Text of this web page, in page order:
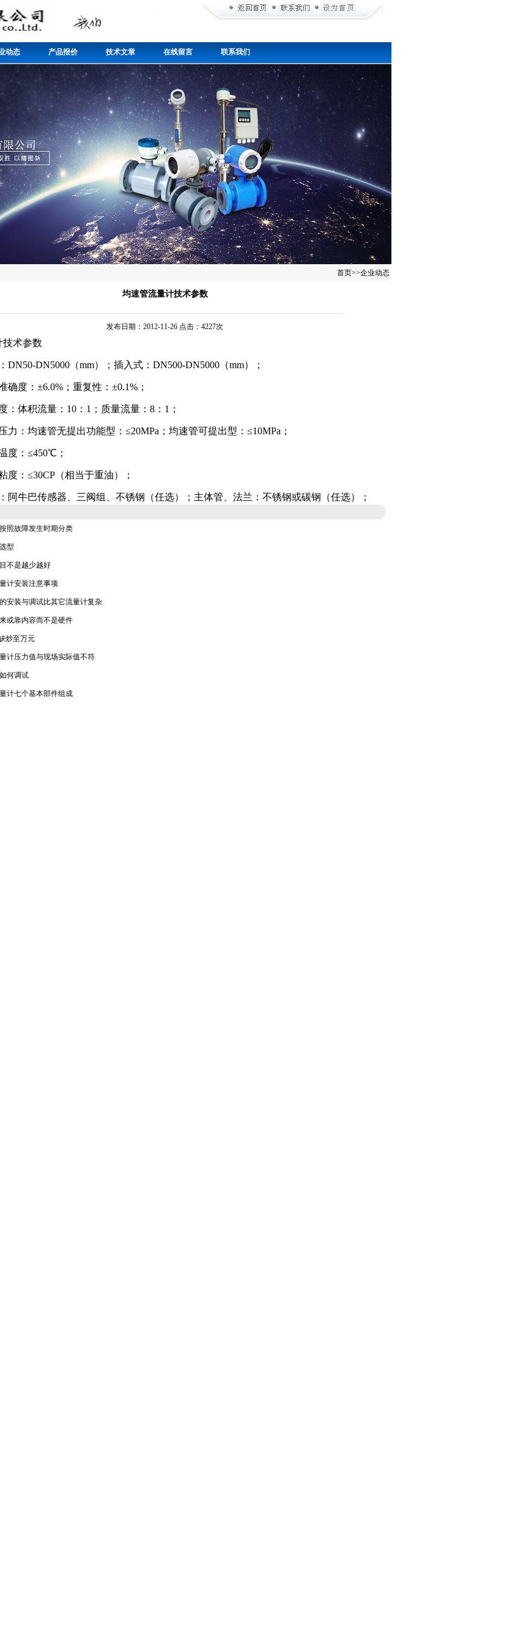
动态 产品报价 技术文章 在线留言 联系我们
首页>>企业动态
均速管流量计技术参数
发布日期：2012-11-26 点击：4227次
技术参数
DN5000（mm）；插入式：DN500-DN5000（mm）；
度：±6.0%；重复性：±0.1%；
体积流量：10：1；质量流量：8：1；
：均速管无提出功能型：≤20MPa；均速管可提出型：≤10MPa；
：≤450℃；
：≤30CP（相当于重油）；
阿牛巴传感器、三阀组、不锈钢（任选）；主体管、法兰：不锈钢或碳钢（任选）；
照故障发生时期分类
型
不是越少越好
计安装注意事项
安装与调试比其它流量计复杂
或靠内容而不是硬件
炒至万元
计压力值与现场实际值不符
何调试
计七个基本部件组成